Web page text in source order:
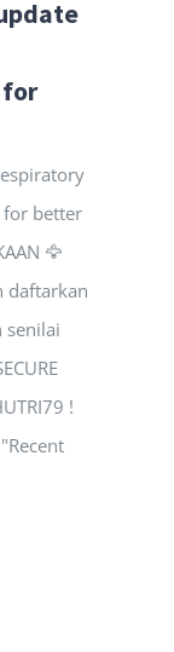
for
for better
🦅
daftarkan
senilai
!